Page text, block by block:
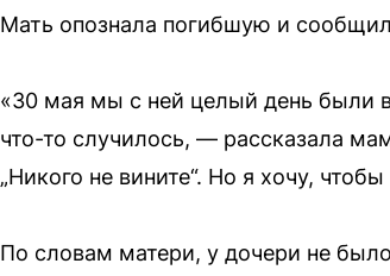
Мать опознала погибшую и
«30 мая мы с ней целый день были
что-то случилось, — рассказала
„Никого не вините“. Но я хочу,
По словам матери, у дочери не